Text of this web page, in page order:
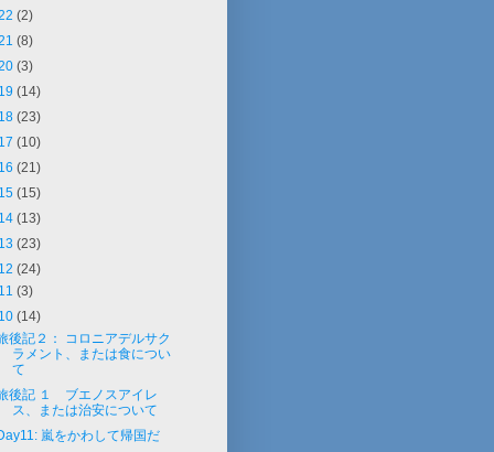
(2)
(8)
(3)
(14)
(23)
(10)
(21)
(15)
(13)
(23)
(24)
11(3)
10(14)
後記２： コロニアデルサク
ラメント、または食につい
て
後記 １ ブエノスアイレ
ス、または治安について
嵐をかわして帰国だ